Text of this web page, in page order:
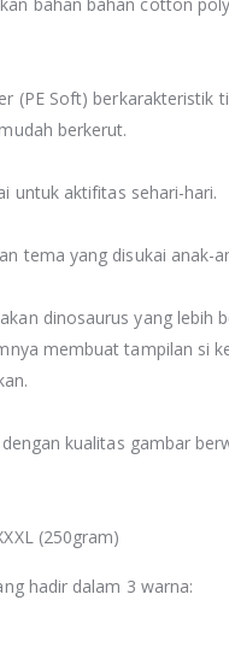
(PE Soft) berkarakteristik
berkerut.
untuk aktifitas sehari-hari.
tema yang disukai anak-
dinosaurus yang lebih
membuat tampilan si
kualitas gambar
(250gram)
hadir dalam 3 warna: